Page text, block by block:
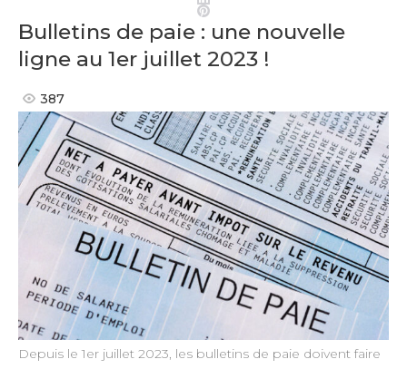
Pinterest
Bulletins de paie : une nouvelle
ligne au 1er juillet 2023 !
387
Depuis le 1er juillet 2023, les bulletins de paie doivent faire